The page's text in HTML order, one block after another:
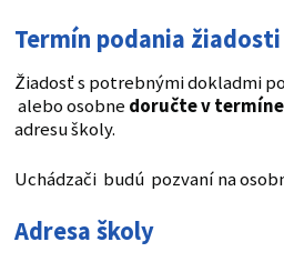
Termín podania žiadosti
Žiadosť s potrebnými dokladmi
alebo osobne doručte v termíne
adresu školy.
Uchádzači budú pozvaní na
Adresa školy